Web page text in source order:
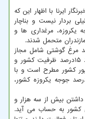
ایرنا با اظهار این که
بردار نیست و بناچار
یکروزه، مرغداری ها و
متحمل شدند.
مرغ گوشتی شامل مجاز
و غیرمجاز، ۲۰۰ واحد مرغ مادر معادل حدود ۱۵درصد ظرفیت کشور و
کشور مطرح است و با
بیش از ۱۱ درصد گوشت مرغ و ۳۰ درصد جوجه یکروزه کشور،
داشتن بیش از سه هزار و
کشور به حساب می آید.